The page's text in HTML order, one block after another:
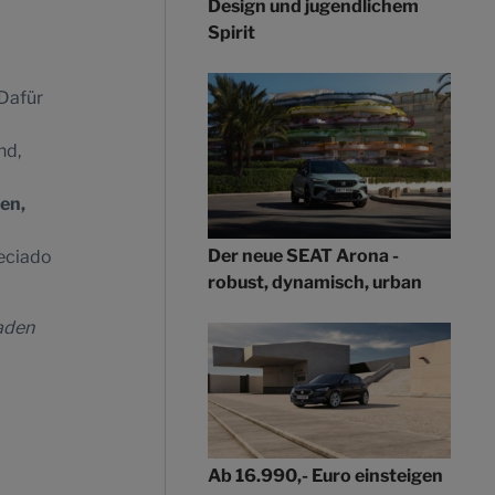
Design und jugendlichem
Spirit
Der neue SEAT Arona -
robust, dynamisch, urban
Ab 16.990,- Euro einsteigen